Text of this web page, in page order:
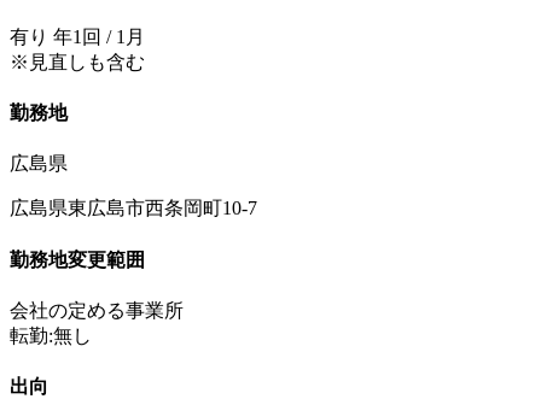
有り 年1回 / 1月
※見直しも含む
勤務地
広島県
広島県東広島市西条岡町10-7
勤務地変更範囲
会社の定める事業所
転勤:無し
出向